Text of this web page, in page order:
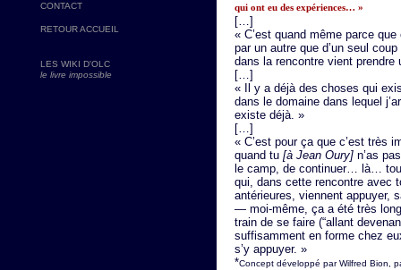
CONTACT
RETOUR ACCUEIL
LES WIKI D'OLC
le livre impossible
qui ont eu des expériences… »
[…]
« C’est quand même parce
par un autre que d’un seul
dans la rencontre vient prendre
[…]
« Il y a déjà des choses qui
dans le domaine dans lequel
existe déjà. »
[…]
« C’est pour ça que c’est très
quand tu [à Jean Oury] n’as
le camp, de continuer… là…
qui, dans cette rencontre avec
antérieures, viennent appuyer,
— moi-même, ça a été très
train de se faire (“allant
suffisamment en forme chez
s’y appuyer. »
*Concept développé par Wilfred Bion,